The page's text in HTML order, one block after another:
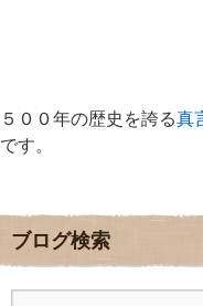
５００年の歴史を誇る真
です。
ブログ検索